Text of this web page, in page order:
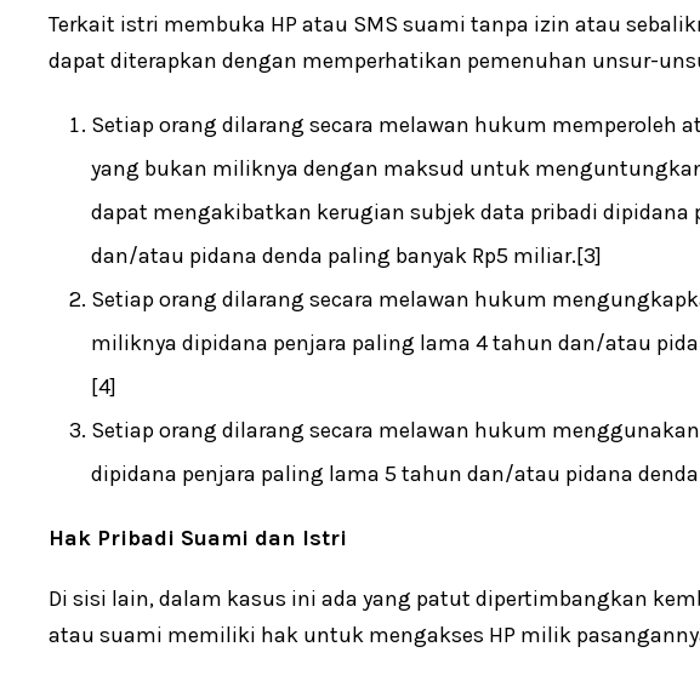
Terkait istri membuka HP atau SMS suami tanpa izin atau
dapat diterapkan dengan memperhatikan pemenuhan unsur-
Setiap orang dilarang secara melawan hukum memperoleh
yang bukan miliknya dengan maksud untuk
dapat mengakibatkan kerugian subjek data pribadi dipidana
dan/atau pidana denda paling banyak Rp5 miliar.[3]
Setiap orang dilarang secara melawan hukum
miliknya dipidana penjara paling lama 4 tahun dan/atau
[4]
Setiap orang dilarang secara melawan hukum
dipidana penjara paling lama 5 tahun dan/atau pidana
Hak Pribadi Suami dan Istri
Di sisi lain, dalam kasus ini ada yang patut dipertimbangkan
atau suami memiliki hak untuk mengakses HP milik